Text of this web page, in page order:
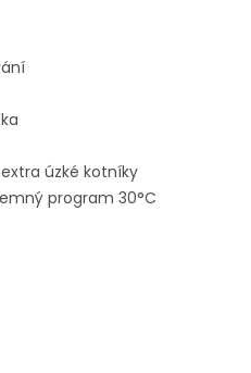
úzké kotníky
program 30°C